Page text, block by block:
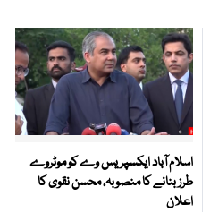
اسلام آباد ایکسپریس وے کو موٹروے
طرز بنانے کا منصوبہ، محسن نقوی کا
اعلان